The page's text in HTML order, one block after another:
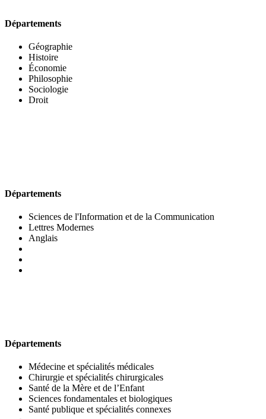
Départements
Géographie
Histoire
Économie
Philosophie
Sociologie
Droit
Départements
Sciences de l'Information et de la Communication
Lettres Modernes
Anglais
Départements
Médecine et spécialités médicales
Chirurgie et spécialités chirurgicales
Santé de la Mère et de l’Enfant
Sciences fondamentales et biologiques
Santé publique et spécialités connexes